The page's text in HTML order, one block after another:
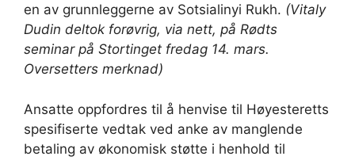
en av grunnleggerne av Sotsialinyi Rukh. (Vitaly
Dudin deltok forøvrig, via nett, på Rødts
seminar på Stortinget fredag 14. mars.
Oversetters merknad)
Ansatte oppfordres til å henvise til Høyesteretts
spesifiserte vedtak ved anke av manglende
betaling av økonomisk støtte i henhold til